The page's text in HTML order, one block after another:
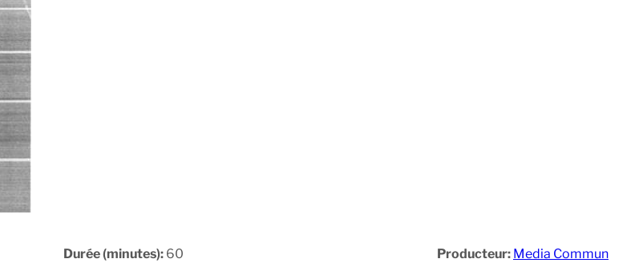
Durée (minutes):60 Producteur: Media Commun